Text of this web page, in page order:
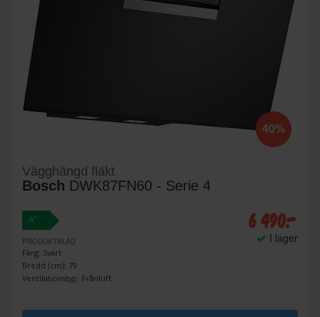
40%
Vägghängd fläkt
Bosch DWK87FN60 - Serie 4
A+
PRODUKTBLAD
Färg: Svart
Bredd (cm): 79
Ventilationstyp: Frånluft
6 490:-
I lager